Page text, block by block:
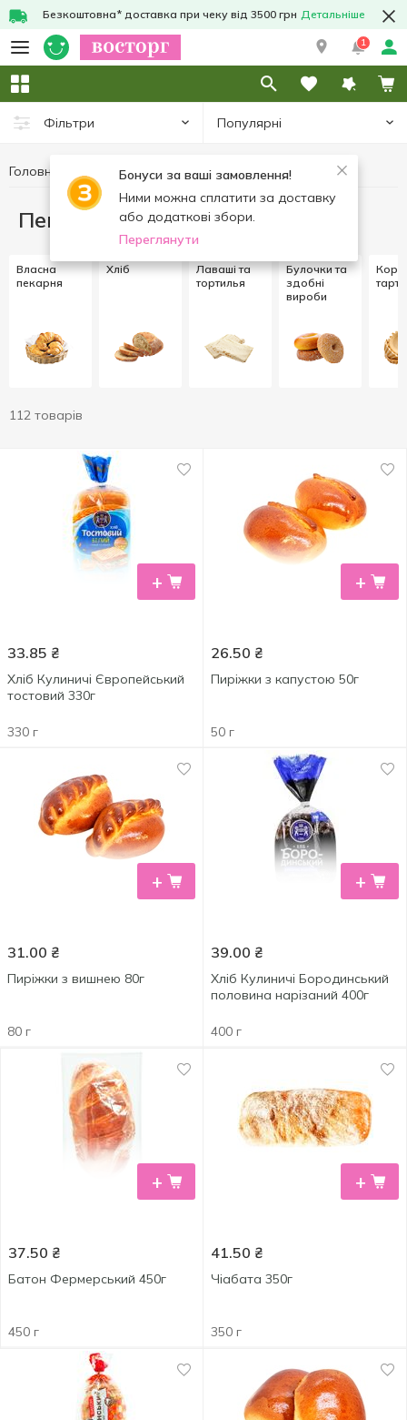
Безкоштовна* доставка при чеку від 3500 грн Детальніше
1
Фільтри Популярні
Бонуси за ваші замовлення!
Ними можна сплатити за доставку
або додаткові збори.
Переглянути
Головна Пекарня
Пекарня
Власна
пекарня
Хліб
Лаваші та
тортилья
Булочки та
здобні
вироби
112 товарів
+
33.85 ₴
Хліб Кулиничі Європейський
тостовий 330г
330 г
+
26.50 ₴
Пиріжки з капустою 50г
50 г
+
31.00 ₴
Пиріжки з вишнею 80г
80 г
+
39.00 ₴
Хліб Кулиничі Бородинський
половина нарізаний 400г
400 г
+
37.50 ₴
Батон Фермерський 450г
450 г
+
41.50 ₴
Чіабата 350г
350 г